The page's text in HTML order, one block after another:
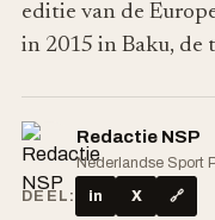
editie van de
in 2015 in Baku, de
Redactie NSP
Nederlandse Sport
DEEL:
in X 🔗